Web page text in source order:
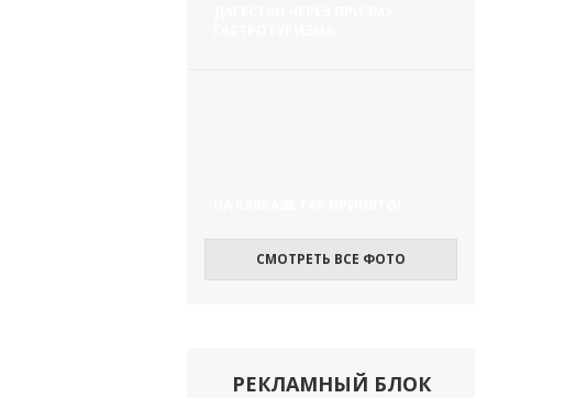
СМОТРЕТЬ ВСЕ ФОТО
РЕКЛАМНЫЙ БЛОК